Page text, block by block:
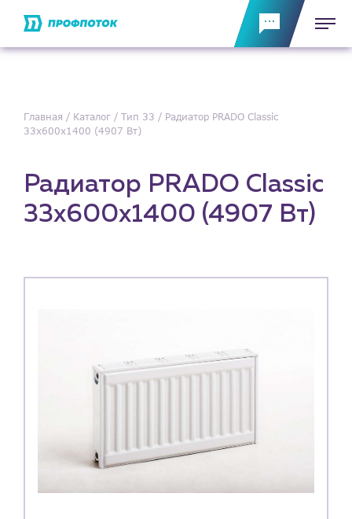
Главная Каталог Тип 33
Радиатор PRADO Classic
33х600х1400 (4907 Вт)
Радиатор PRADO Classic
33х600х1400 (4907 Вт)